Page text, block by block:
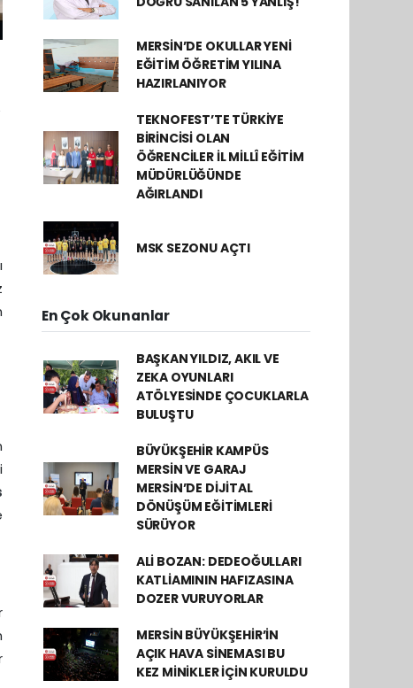
MERSİN’DE OKULLAR YENİ
EĞİTİM ÖĞRETİM YILINA
HAZIRLANIYOR
TEKNOFEST’TE TÜRKİYE
BİRİNCİSİ OLAN
ÖĞRENCİLER İL MİLLÎ EĞİTİM
MÜDÜRLÜĞÜNDE
AĞIRLANDI
MSK SEZONU AÇTI
En Çok Okunanlar
BAŞKAN YILDIZ, AKIL VE
ZEKA OYUNLARI
ATÖLYESİNDE ÇOCUKLARLA
BULUŞTU
BÜYÜKŞEHİR KAMPÜS
MERSİN VE GARAJ
MERSİN’DE DİJİTAL
DÖNÜŞÜM EĞİTİMLERİ
SÜRÜYOR
ALİ BOZAN: DEDEOĞULLARI
KATLİAMININ HAFIZASINA
DOZER VURUYORLAR
MERSİN BÜYÜKŞEHİR’İN
AÇIK HAVA SİNEMASI BU
KEZ MİNİKLER İÇİN KURULDU